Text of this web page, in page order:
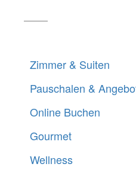
Zimmer & Suiten
Pauschalen &
Online Buchen
Gourmet
Wellness